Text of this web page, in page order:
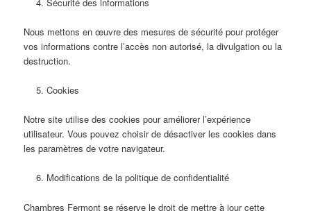
Nous mettons en œuvre des mesures de sécurité pour protéger
vos informations contre l’accès non autorisé, la divulgation ou la
destruction.
Cookies
Notre site utilise des cookies pour améliorer l’expérience
utilisateur. Vous pouvez choisir de désactiver les cookies dans
les paramètres de votre navigateur.
Modifications de la politique de confidentialité
Chambres Fermont se réserve le droit de mettre à jour cette